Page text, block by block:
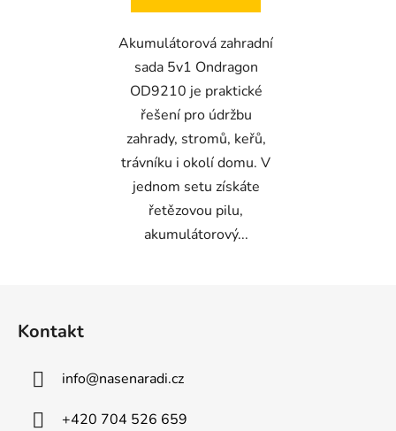
Akumulátorová zahradní
sada 5v1 Ondragon
OD9210 je praktické
řešení pro údržbu
zahrady, stromů, keřů,
trávníku i okolí domu. V
jednom setu získáte
řetězovou pilu,
akumulátorový...
Kontakt
info@nasenaradi.cz
+420 704 526 659